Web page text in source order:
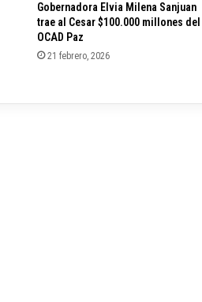
p
Gobernadora Elvia Milena Sanjuan
trae al Cesar $100.000 millones del
OCAD Paz
21 febrero, 2026